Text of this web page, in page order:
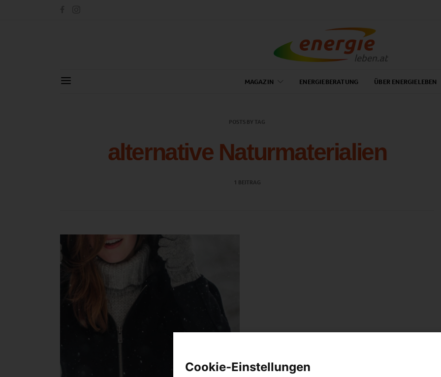
MAGAZIN ENERGIEBERATUNG ÜBER ENERGIELEBEN
POSTS BY TAG
alternative Naturmaterialien
1 BEITRAG
Cookie-Einstellungen